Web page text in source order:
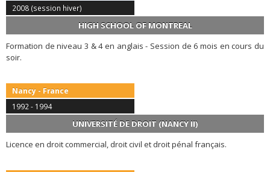
2008 (session hiver)
HIGH SCHOOL OF MONTREAL
Formation de niveau 3 & 4 en anglais - Session de 6 mois en cours du
soir.
Nancy - France
1992 - 1994
UNIVERSITÉ DE DROIT (NANCY II)
Licence en droit commercial, droit civil et droit pénal français.